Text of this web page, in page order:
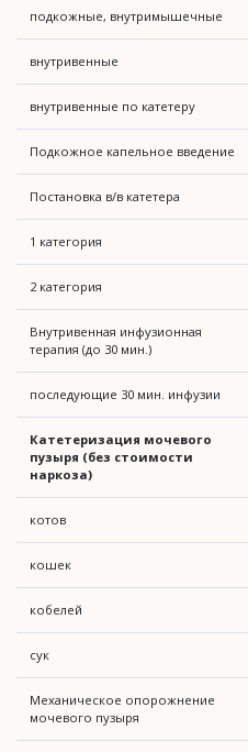
подкожные, внутримышечные
внутривенные
внутривенные по катетеру
Подкожное капельное введение
Постановка в/в катетера
1 категория
2 категория
Внутривенная инфузионная
терапия (до 30 мин.)
последующие 30 мин. инфузии
Катетеризация мочевого
пузыря (без стоимости
наркоза)
котов
кошек
кобелей
сук
Механическое опорожнение
мочевого пузыря